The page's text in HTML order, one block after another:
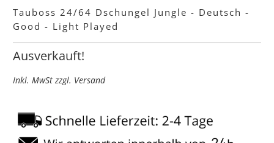
Tauboss 24/64 Dschungel Jungle - Deutsch -
Good - Light Played
Ausverkauft!
Inkl. MwSt zzgl. Versand